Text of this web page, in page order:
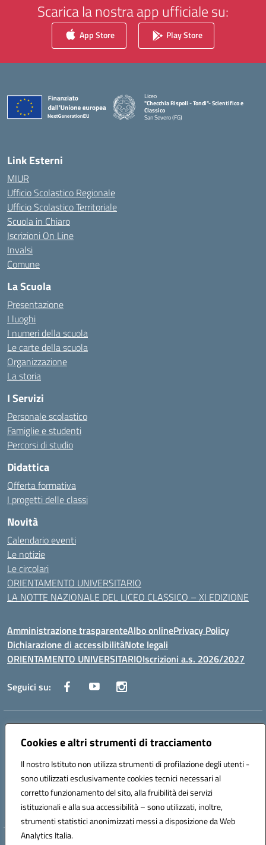
Cookies e altri strumenti di tracciamento
Il nostro Istituto non utilizza strumenti di profilazione degli utenti -
sono utilizzati esclusivamente cookies tecnici necessari al
corretto funzionamento del sito, alla fruibilità dei servizi
istituzionali e alla sua accessibilità – sono utilizzati, inoltre,
strumenti statistici anonimizzati messi a disposizione da Web
Analytics Italia.
Scarica la nostra app ufficiale su:
App Store Play Store
Liceo
"Checchia Rispoli - Tondi"- Scientifico e
Classico
San Severo (FG)
Link Esterni
MIUR
Ufficio Scolastico Regionale
Ufficio Scolastico Territoriale
Scuola in Chiaro
Iscrizioni On Line
Invalsi
Comune
La Scuola
Presentazione
I luoghi
I numeri della scuola
Le carte della scuola
Organizzazione
La storia
I Servizi
Personale scolastico
Famiglie e studenti
Percorsi di studio
Didattica
Offerta formativa
I progetti delle classi
Novità
Calendario eventi
Le notizie
Le circolari
ORIENTAMENTO UNIVERSITARIO
LA NOTTE NAZIONALE DEL LICEO CLASSICO – XI EDIZIONE
Amministrazione trasparenteAlbo onlinePrivacy Policy
Dichiarazione di accessibilitàNote legali
ORIENTAMENTO UNIVERSITARIOIscrizioni a.s. 2026/2027
Seguici su:
Indirizzo:
Centralino:0882 331218 Email:fgps210002@istruzione.it
Codice fiscale: 93071630714
Codice meccanografico:
FGPS210002
Codice unico di fatturazione (CUF): UF7W9K